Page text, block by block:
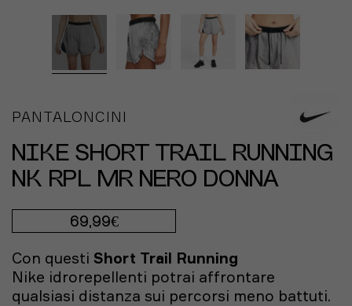
PANTALONCINI
NIKE SHORT TRAIL RUNNING
NK RPL MR NERO DONNA
69,99€
Con questi Short Trail Running
Nike idrorepellenti potrai affrontare
qualsiasi distanza sui percorsi meno battuti.